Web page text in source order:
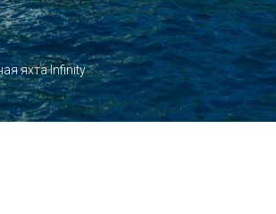
яхта Infinity